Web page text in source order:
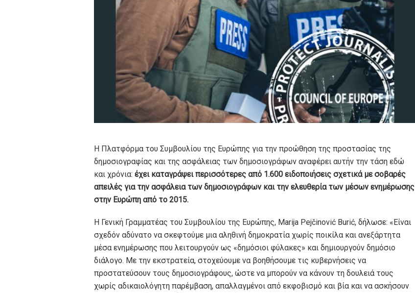
Η Πλατφόρμα του Συμβουλίου της Ευρώπης για την προώθηση της προστασίας της
δημοσιογραφίας και της ασφάλειας των δημοσιογράφων αναφέρει αυτήν την τάση εδώ
και χρόνια: έχει καταγράψει περισσότερες από 1.600 ειδοποιήσεις σχετικά με σοβαρές
απειλές για την ασφάλεια των δημοσιογράφων και την ελευθερία των μέσων ενημέρωσης
στην Ευρώπη από το 2015.
Η Γενική Γραμματέας του Συμβουλίου της Ευρώπης, Marija Pejčinović Burić, δήλωσε: «Είναι
σχεδόν αδύνατο να σκεφτούμε μια αληθινή δημοκρατία χωρίς ποικίλα και ανεξάρτητα
μέσα ενημέρωσης που λειτουργούν ως «δημόσιοι φύλακες» και δημιουργούν δημόσιο
διάλογο. Με την εκστρατεία, στοχεύουμε να βοηθήσουμε τις κυβερνήσεις να
προστατεύσουν τους δημοσιογράφους, ώστε να μπορούν να κάνουν τη δουλειά τους
χωρίς αδικαιολόγητη παρέμβαση, απαλλαγμένοι από εκφοβισμό και βία και να ασκήσουν